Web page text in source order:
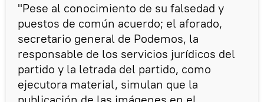
"Pese al conocimiento de su falsedad y
puestos de común acuerdo; el aforado,
secretario general de Podemos, la
responsable de los servicios jurídicos del
partido y la letrada del partido, como
ejecutora material, simulan que la